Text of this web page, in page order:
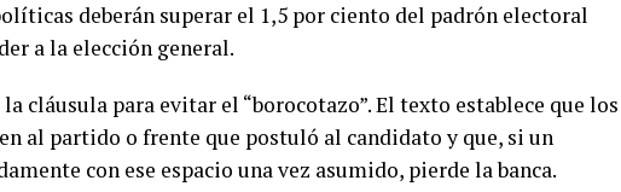
deberán superar el 1,5 por ciento del padrón electoral
a la elección general.
cláusula para evitar el “borocotazo”. El texto establece que los
al partido o frente que postuló al candidato y que, si un
con ese espacio una vez asumido, pierde la banca.